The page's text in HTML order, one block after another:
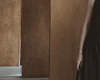
35,000원